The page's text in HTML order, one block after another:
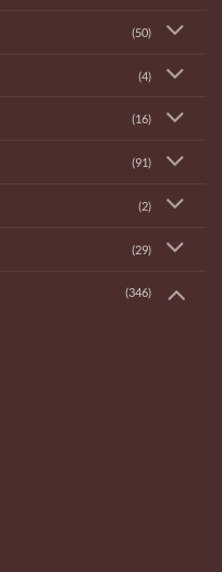
(50)
(4)
(16)
(91)
(2)
(29)
(346)